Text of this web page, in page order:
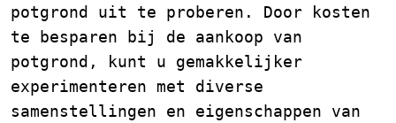
potgrond uit te proberen. Door kosten
te besparen bij de aankoop van
potgrond, kunt u gemakkelijker
experimenteren met diverse
samenstellingen en eigenschappen van